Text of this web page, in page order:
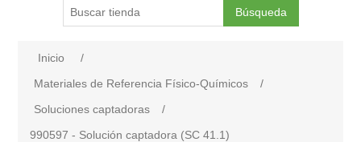
Búsqueda
Inicio
/
Materiales de Referencia Físico-Químicos
/
Soluciones captadoras
/
990597 - Solución captadora (SC 41.1)